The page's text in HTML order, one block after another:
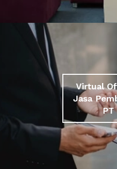
Virtual
Jasa
PT